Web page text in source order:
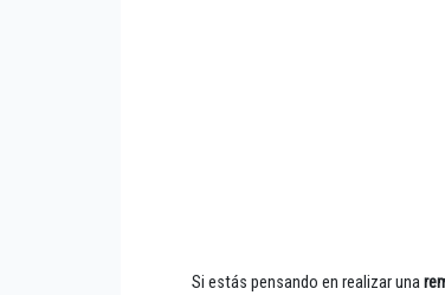
Si estás pensando en realizar una